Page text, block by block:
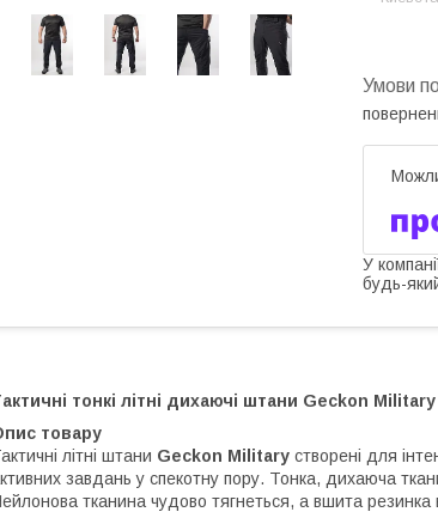
У
будь-
тонкі літні дихаючі штани Geckon
товару
літні штани Geckon Military створені для
завдань у спекотну пору. Тонка, дихаюча
тканина чудово тягнеться, а вшита